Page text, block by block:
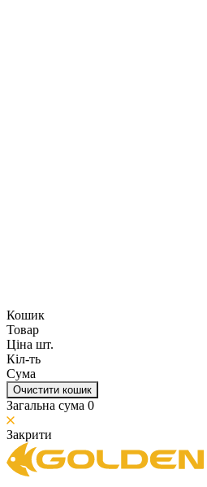
Кошик
Товар
Ціна шт.
Кіл-ть
Сума
Очистити кошик
Загальна сума 0
Закрити